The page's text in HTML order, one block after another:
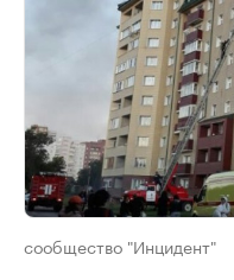
сообщество "Инцидент"